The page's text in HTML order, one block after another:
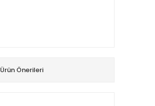
Ürün Önerileri